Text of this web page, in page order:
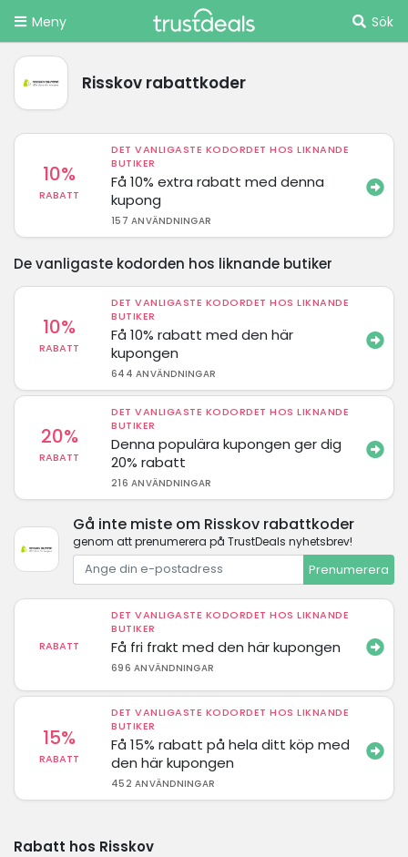
Meny Sök
Risskov rabattkoder
10%
RABATT
DET VANLIGASTE KODORDET HOS LIKNANDE
BUTIKER
Få 10% extra rabatt med denna
kupong
157 ANVÄNDNINGAR
De vanligaste kodorden hos liknande butiker
10%
RABATT
DET VANLIGASTE KODORDET HOS LIKNANDE
BUTIKER
Få 10% rabatt med den här
kupongen
644 ANVÄNDNINGAR
20%
RABATT
DET VANLIGASTE KODORDET HOS LIKNANDE
BUTIKER
Denna populära kupongen ger dig
20% rabatt
216 ANVÄNDNINGAR
Gå inte miste om Risskov rabattkoder
genom att prenumerera på TrustDeals nyhetsbrev!
Prenumerera
RABATT
DET VANLIGASTE KODORDET HOS LIKNANDE
BUTIKER
Få fri frakt med den här kupongen
696 ANVÄNDNINGAR
15%
RABATT
DET VANLIGASTE KODORDET HOS LIKNANDE
BUTIKER
Få 15% rabatt på hela ditt köp med
den här kupongen
452 ANVÄNDNINGAR
Rabatt hos Risskov